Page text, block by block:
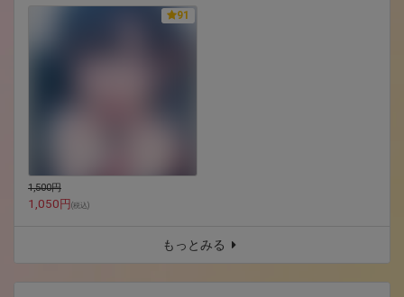
91
1,500円
1,050円 (税込)
もっとみる